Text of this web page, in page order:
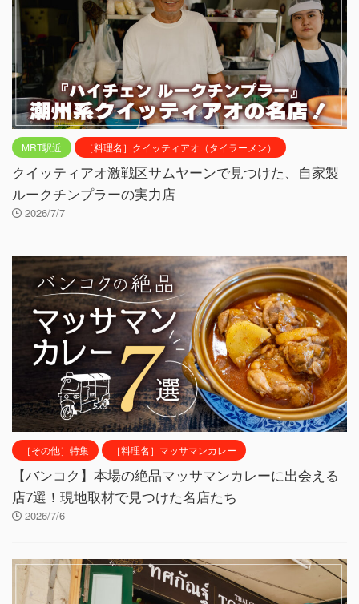
MRT駅近 ［料理名］クイッティアオ（タイラーメン）
クイッティアオ激戦区サムヤーンで見つけた、自家製
ルークチンプラーの実力店
2026/7/7
［その他］特集 ［料理名］マッサマンカレー
【バンコク】本場の絶品マッサマンカレーに出会える
店7選！現地取材で見つけた名店たち
2026/7/6